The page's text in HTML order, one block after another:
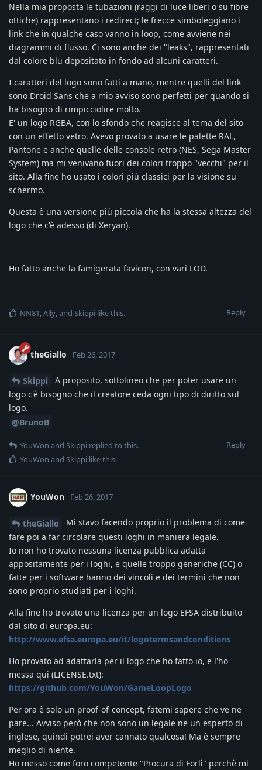
Nella mia proposta le tubazioni (raggi di luce liberi o su fibre
ottiche) rappresentano i redirect; le frecce simboleggiano i
link che in qualche caso vanno in loop, come avviene nei
diagrammi di flusso. Ci sono anche dei "leaks", rappresentati
dal colore blu depositato in fondo ad alcuni caratteri.
I caratteri del logo sono fatti a mano, mentre quelli del link
sono Droid Sans che a mio avviso sono perfetti per quando si
ha bisogno di rimpicciolire molto.
E' un logo RGBA, con lo sfondo che reagisce al tema del sito
con un effetto vetro. Avevo provato a usare le palette RAL,
Pantone e anche quelle delle console retro (NES, Sega Master
System) ma mi venivano fuori dei colori troppo "vecchi" per il
sito. Alla fine ho usato i colori più classici per la visione su
schermo.
Questa è una versione più piccola che ha la stessa altezza del
logo che c'è adesso (di Xeryan).
Ho fatto anche la famigerata favicon, con vari LOD.
Reply
NN81,Ally, and Skippi like this.
theGiallo Feb 26, 2017
Skippi
A proposito, sottolineo che per poter usare un
logo c'è bisogno che il creatore ceda ogni tipo di diritto sul
logo.
@BrunoB
Reply
YouWon and Skippi replied to this.
YouWon and Skippi like this.
YouWon Feb 26, 2017
theGiallo
Mi stavo facendo proprio il problema di come
fare poi a far circolare questi loghi in maniera legale.
Io non ho trovato nessuna licenza pubblica adatta
appositamente per i loghi, e quelle troppo generiche (CC) o
fatte per i software hanno dei vincoli e dei termini che non
sono proprio studiati per i loghi.
Alla fine ho trovato una licenza per un logo EFSA distribuito
dal sito di europa.eu:
http://www.efsa.europa.eu/it/logotermsandconditions
Ho provato ad adattarla per il logo che ho fatto io, e l'ho
messa qui (LICENSE.txt):
https://github.com/YouWon/GameLoopLogo
Per ora è solo un proof-of-concept, fatemi sapere che ve ne
pare... Avviso però che non sono un legale ne un esperto di
inglese, quindi potrei aver cannato qualcosa! Ma è sempre
meglio di niente.
Ho messo come foro competente "Procura di Forlì" perchè mi